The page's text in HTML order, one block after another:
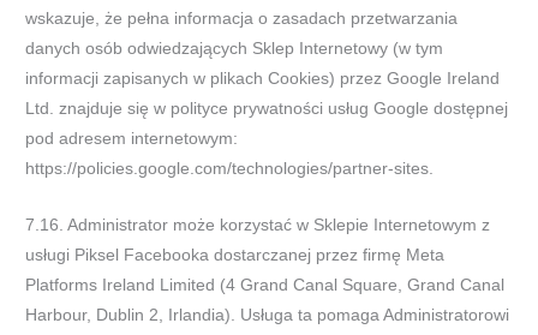
wskazuje, że pełna informacja o zasadach przetwarzania
danych osób odwiedzających Sklep Internetowy (w tym
informacji zapisanych w plikach Cookies) przez Google Ireland
Ltd. znajduje się w polityce prywatności usług Google dostępnej
pod adresem internetowym:
https://policies.google.com/technologies/partner-sites.
7.16. Administrator może korzystać w Sklepie Internetowym z
usługi Piksel Facebooka dostarczanej przez firmę Meta
Platforms Ireland Limited (4 Grand Canal Square, Grand Canal
Harbour, Dublin 2, Irlandia). Usługa ta pomaga Administratorowi